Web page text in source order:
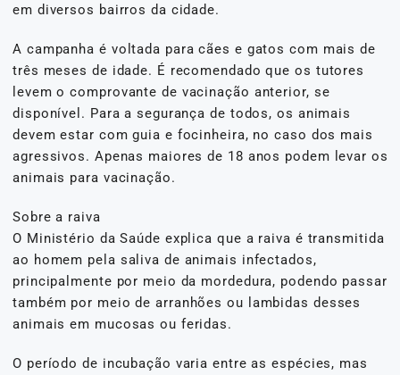
em diversos bairros da cidade.
A campanha é voltada para cães e gatos com mais de
três meses de idade. É recomendado que os tutores
levem o comprovante de vacinação anterior, se
disponível. Para a segurança de todos, os animais
devem estar com guia e focinheira, no caso dos mais
agressivos. Apenas maiores de 18 anos podem levar os
animais para vacinação.
Sobre a raiva
O Ministério da Saúde explica que a raiva é transmitida
ao homem pela saliva de animais infectados,
principalmente por meio da mordedura, podendo passar
também por meio de arranhões ou lambidas desses
animais em mucosas ou feridas.
O período de incubação varia entre as espécies, mas